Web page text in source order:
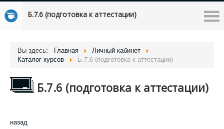
Б.7.6 (подготовка к аттестации)
Вы здесь: Главная
Личный кабинет
Каталог курсов
Б.7.6 (подготовка к аттестации)
Б.7.6 (подготовка к аттестации)
назад